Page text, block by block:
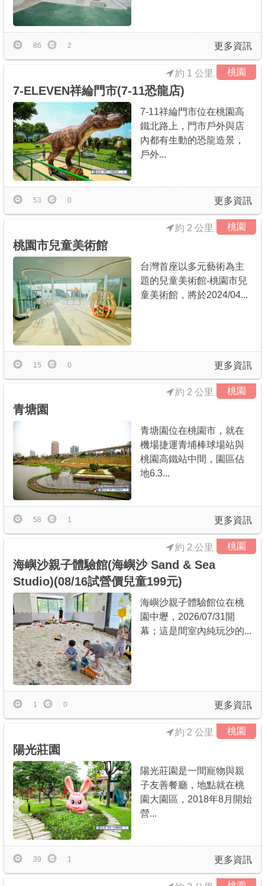
更多資訊
86 2
桃園
7-ELEVEN祥綸門市(7-11恐龍店)
約 1 公里
7-11祥綸門市位在桃園高
鐵北路上，門市戶外與店
內都有生動的恐龍造景，
戶外...
更多資訊
53 0
桃園
桃園市兒童美術館
約 2 公里
台灣首座以多元藝術為主
題的兒童美術館-桃園市兒
童美術館，將於2024/04...
更多資訊
15 0
桃園
青塘園
約 2 公里
青塘園位在桃園市，就在
機場捷運青埔棒球場站與
桃園高鐵站中間，園區佔
地6.3...
更多資訊
58 1
桃園
海嶼沙親子體驗館(海嶼沙 Sand & Sea
Studio)(08/16試營價兒童199元)
約 2 公里
海嶼沙親子體驗館位在桃
園中壢，2026/07/31開
幕；這是間室內純玩沙的...
更多資訊
1 0
桃園
陽光莊園
約 2 公里
陽光莊園是一間寵物與親
子友善餐廳，地點就在桃
園大園區，2018年8月開始
營...
更多資訊
39 1